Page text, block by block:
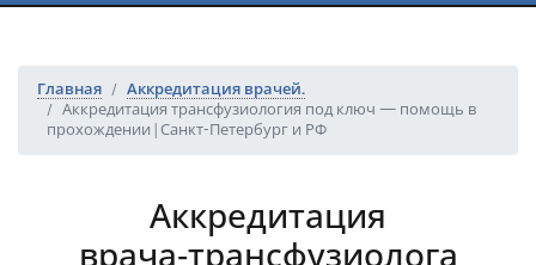
Главная
Аккредитация врачей.
Аккредитация трансфузиология под ключ — помощь в
прохождении | Санкт-Петербург и РФ
Аккредитация
врача‑трансфузиолога